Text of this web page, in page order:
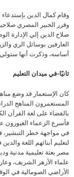
وقام كمال الدين بإستدعاء
وقرر الخبير المصري
صلاح الدين إلي الإدارة
العارفين بوسائل الري
أساسه، وذكرت أنها
ثانيًا-في ميدان التعليم
كان الإستعمار قد وضع
المستعمرون المناهج
بالقضاء على لغة القرآن
فأسرع الزعماء الغيورون
في مواجهة خطر التبشير،
لتعليم أبنائهم اللغة
مصر بعثة تعليمية مدنية
علماء الأزهر الشريف،
الأراضي الصومالية في